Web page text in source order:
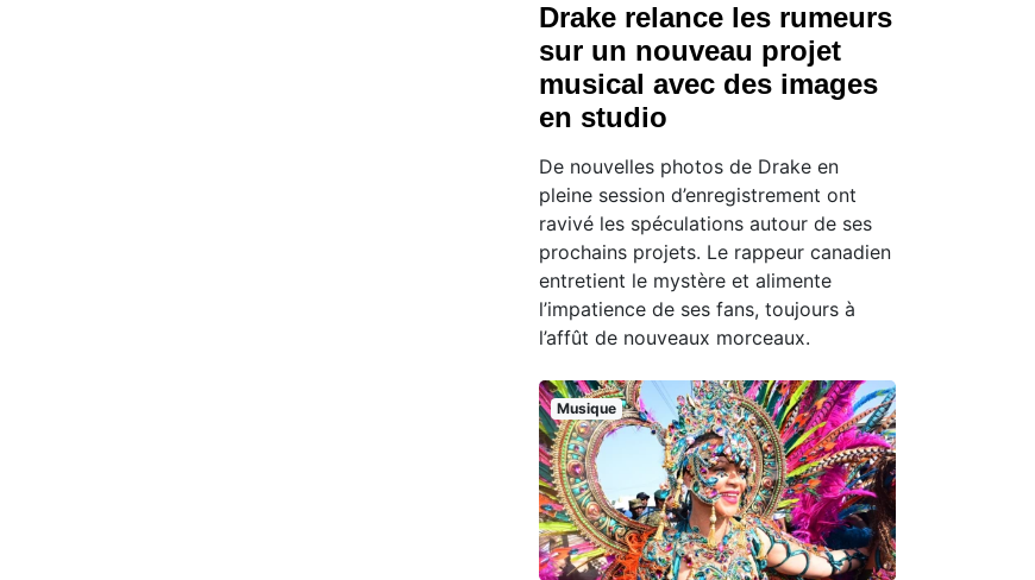
Drake relance les rumeurs
sur un nouveau projet
musical avec des images
en studio
De nouvelles photos de Drake en
pleine session d’enregistrement ont
ravivé les spéculations autour de ses
prochains projets. Le rappeur canadien
entretient le mystère et alimente
l’impatience de ses fans, toujours à
l’affût de nouveaux morceaux.
Musique